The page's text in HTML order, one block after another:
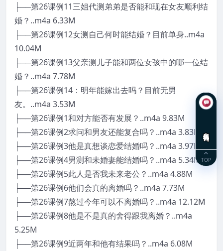
├──第26课例11三姐代测弟弟是否能和现在女友顺利结
婚？..m4a 6.33M
├──第26课例12女测自己何时能结婚？目前单身..m4a
10.04M
├──第26课例13父亲测儿子能和两位女孩中的哪一位结
婚？..m4a 7.78M
├──第26课例14：明年能嫁出去吗？目前无男
友。..m4a 3.53M
├──第26课例1和对方能否有发展？..m4a 9.83M
├──第26课例2求问和男友还能复合吗？..m4a 3.83M
├──第26课例3他是真想谈恋爱结婚吗？..m4a 3.97M
├──第26课例4男测和未婚妻能结婚吗？..m4a 5.34M
├──第26课例5此人是否我未来老公？..m4a 4.88M
├──第26课例6他们会真的离婚吗？..m4a 7.73M
├──第26课例7熬过今年可以不离婚吗？..m4a 12.12M
├──第26课例8他是不是真的舍得跟我离婚？..m4a
5.25M
├──第26课例9近两年和他有结果吗？..m4a 6.08M
TOP